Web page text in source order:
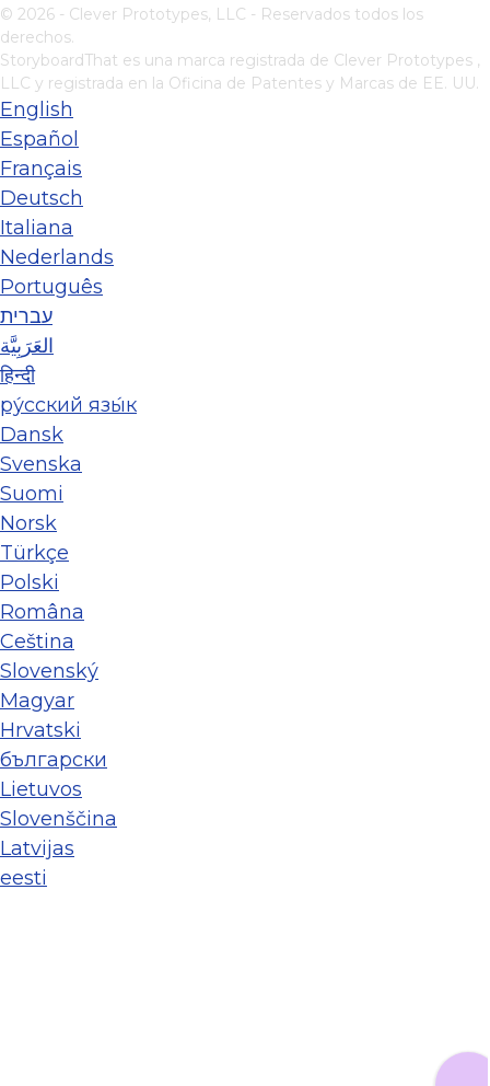
© 2026 - Clever Prototypes, LLC - Reservados todos los
derechos.
StoryboardThat es una marca registrada de Clever Prototypes ,
LLC y registrada en la Oficina de Patentes y Marcas de EE. UU.
English
Español
Français
Deutsch
Italiana
Nederlands
Português
עברית
العَرَبِيَّة
हिन्दी
ру́сский язы́к
Dansk
Svenska
Suomi
Norsk
Türkçe
Polski
Româna
Ceština
Slovenský
Magyar
Hrvatski
български
Lietuvos
Slovenščina
Latvijas
eesti